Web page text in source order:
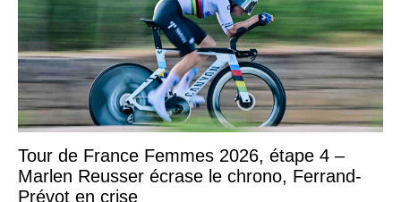
Tour de France Femmes 2026, étape 4 –
Marlen Reusser écrase le chrono, Ferrand-
Prévot en crise